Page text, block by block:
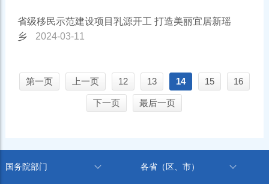
省级移民示范建设项目乳源开工 打造美丽宜居新瑶
乡
2024-03-11
第一页 上一页 12 13 14 15 16
下一页 最后一页
国务院部门 各省（区、市）